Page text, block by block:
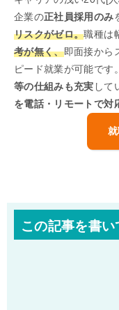
企業の正社員採用のみ
リスクがゼロ。職種は
考が無く、即面接から
ピード就業が可能です
等の仕組みも充実 して
を電話・リモートで対
この記事を書い